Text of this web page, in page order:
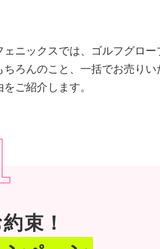
ェニックスでは、ゴルフグロ
ちろんのこと、一括でお売り
ご紹介します。
束！